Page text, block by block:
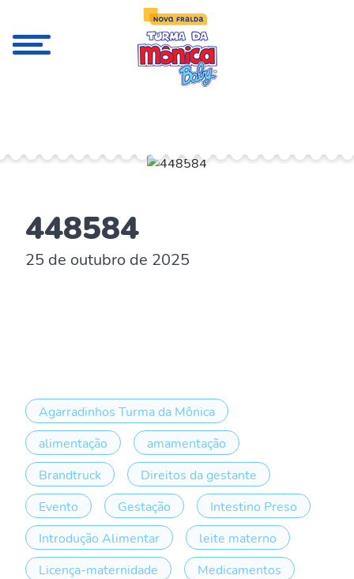
448584
25 de outubro de 2025
Agarradinhos Turma da Mônica
alimentação
amamentação
Brandtruck
Direitos da gestante
Evento
Gestação
Intestino Preso
Introdução Alimentar
leite materno
Licença-maternidade
Medicamentos